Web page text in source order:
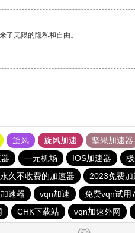
了无限的隐私和自由。
旋风 旋风加速 坚果加速器
一元机场 IOS加速器
永久不收费的加速器 2023免费加
速器 vqn加速 免费vqn试用
CHK下载站 vqn加速外网